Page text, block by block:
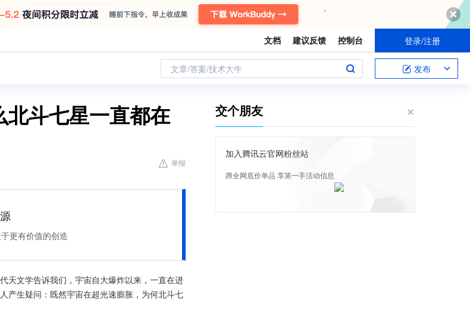
文档 建议反馈 控制台 登录/注册
文章/答案/技术大牛 发布
斗七星一直都在
举报
更有价值的创造
天文学告诉我们，宇宙自大爆炸以来，一直在进
产生疑问：既然宇宙在超光速膨胀，为何北斗七
交个朋友
加入腾讯云官网粉丝站
蹲全网底价单品 享第一手活动信息